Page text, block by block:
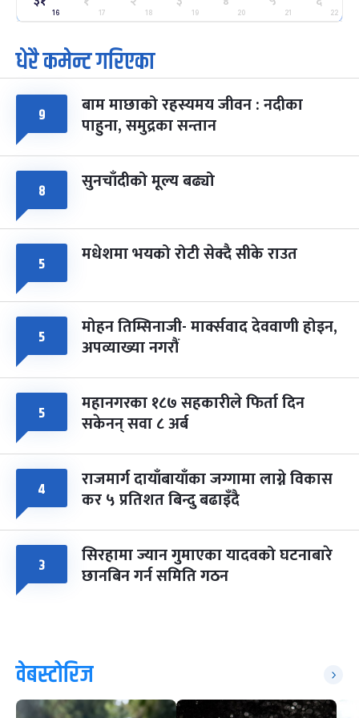
मंगल फाल्गुन २५, २०८३ Mar 9, 2027
७
आइत
पूर्णिमा व्रत
चैत्र ७, २०८३-Mar 21, 2027
८ फागुपूर्णिमा
चैत्र ८, २०८३-Mar 22, 2027
७ महिना बाँकी
16 17 18 19 20 21 22
धेरै कमेन्ट गरिएका
९ बाम माछाको रहस्यमय जीवन : नदीका
पाहुना, समुद्रका सन्तान
८ सुनचाँदीको मूल्य बढ्यो
५ मधेशमा भयको रोटी सेक्दै सीके राउत
५ मोहन तिम्सिनाजी- मार्क्सवाद देववाणी होइन,
अपव्याख्या नगरौं
५ महानगरका १८७ सहकारीले फिर्ता दिन
सकेनन् सवा ८ अर्ब
४ राजमार्ग दायाँबायाँका जग्गामा लाग्ने विकास
कर ५ प्रतिशत बिन्दु बढाइँदै
३ सिरहामा ज्यान गुमाएका यादवको घटनाबारे
छानबिन गर्न समिति गठन
वेबस्टोरिज